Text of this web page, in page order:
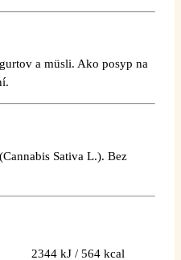
a müsli. Ako posyp na
Sativa L.). Bez
2344 kJ / 564 kcal